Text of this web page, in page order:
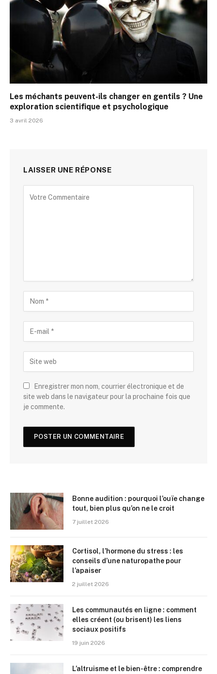
Les méchants peuvent-ils changer en gentils ? Une
exploration scientifique et psychologique
3 avril 2026
LAISSER UNE RÉPONSE
Enregistrer mon nom, courrier électronique et de
site web dans le navigateur pour la prochaine fois que
je commente.
Bonne audition : pourquoi l’ouïe change
tout, bien plus qu’on ne le croit
7 juillet 2026
Cortisol, l’hormone du stress : les
conseils d’une naturopathe pour
l’apaiser
2 juillet 2026
Les communautés en ligne : comment
elles créent (ou brisent) les liens
sociaux positifs
19 juin 2026
L’altruisme et le bien-être : comprendre